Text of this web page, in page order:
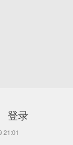
登录
21:01